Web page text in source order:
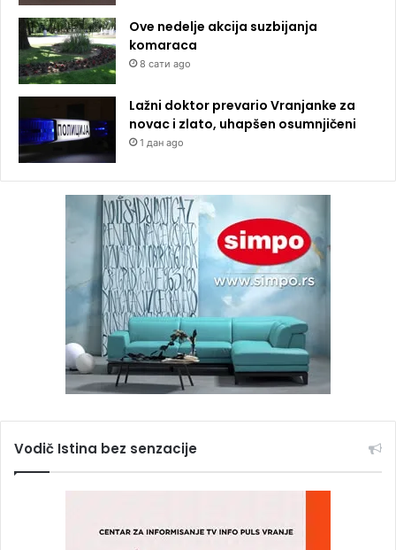
Ove nedelje akcija suzbijanja
komaraca
8 сати ago
Lažni doktor prevario Vranjanke za
novac i zlato, uhapšen osumnjičeni
1 дан ago
Vodič Istina bez senzacije